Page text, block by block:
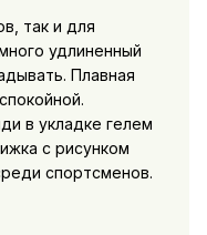
так и для
удлиненный
Плавная
в укладке гелем
с рисунком
спортсменов.